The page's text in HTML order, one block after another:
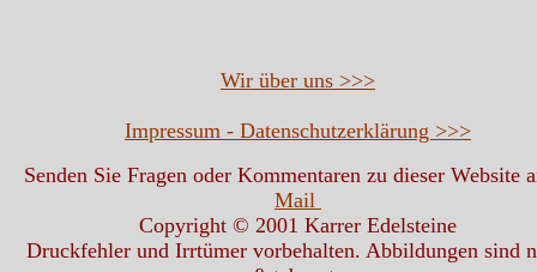
Wir über uns >>>
Impressum - Datenschutzerklärung >>>
Senden Sie Fragen oder Kommentaren zu dieser Website
Mail
Copyright © 2001 Karrer Edelsteine
Druckfehler und Irrtümer vorbehalten. Abbildungen sind